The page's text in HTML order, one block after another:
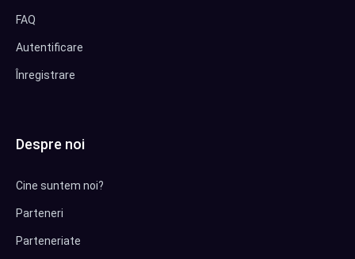
FAQ
Autentificare
Înregistrare
Despre noi
Cine suntem noi?
Parteneri
Parteneriate